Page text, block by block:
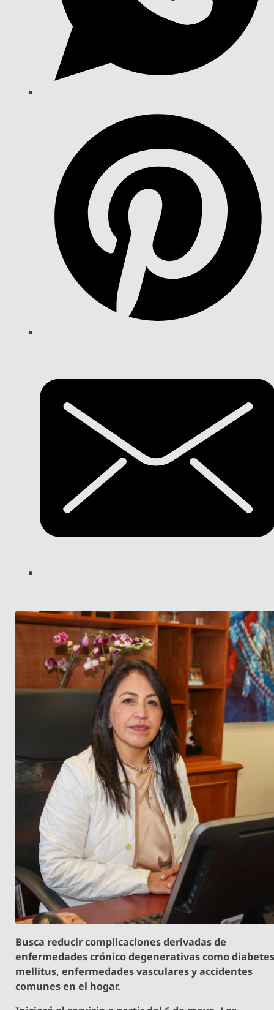
Busca reducir complicaciones derivadas de
enfermedades crónico degenerativas como
mellitus, enfermedades vasculares y accidentes
comunes en el hogar.